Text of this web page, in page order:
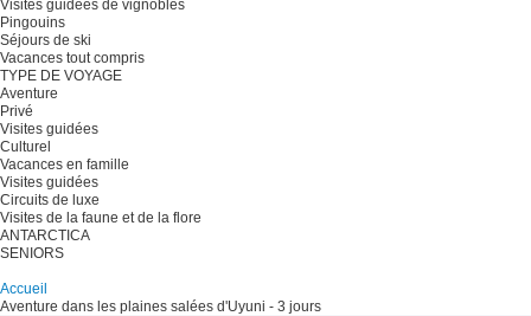
Visites guidées de vignobles
Pingouins
Séjours de ski
Vacances tout compris
TYPE DE VOYAGE
Aventure
Privé
Visites guidées
Culturel
Vacances en famille
Visites guidées
Circuits de luxe
Visites de la faune et de la flore
ANTARCTICA
SENIORS
Accueil
Aventure dans les plaines salées d'Uyuni - 3 jours